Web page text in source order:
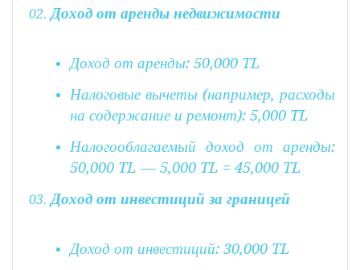
Доход от аренды недвижимости
Доход от аренды: 50,000 TL
Налоговые вычеты (например, расходы
на содержание и ремонт): 5,000 TL
Налогооблагаемый доход от аренды:
50,000 TL — 5,000 TL = 45,000 TL
Доход от инвестиций за границей
Доход от инвестиций: 30,000 TL